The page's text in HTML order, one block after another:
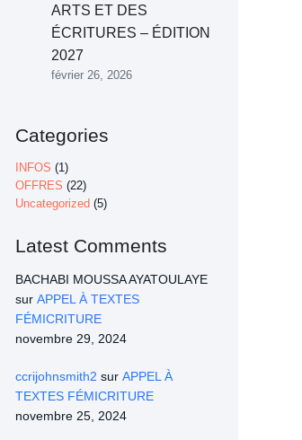
ARTS ET DES
ÉCRITURES – ÉDITION
2027
février 26, 2026
Categories
INFOS (1)
OFFRES (22)
Uncategorized (5)
Latest Comments
BACHABI MOUSSA AYATOULAYE
sur APPEL À TEXTES
FÉMICRITURE
novembre 29, 2024
ccrijohnsmith2 sur APPEL À
TEXTES FÉMICRITURE
novembre 25, 2024